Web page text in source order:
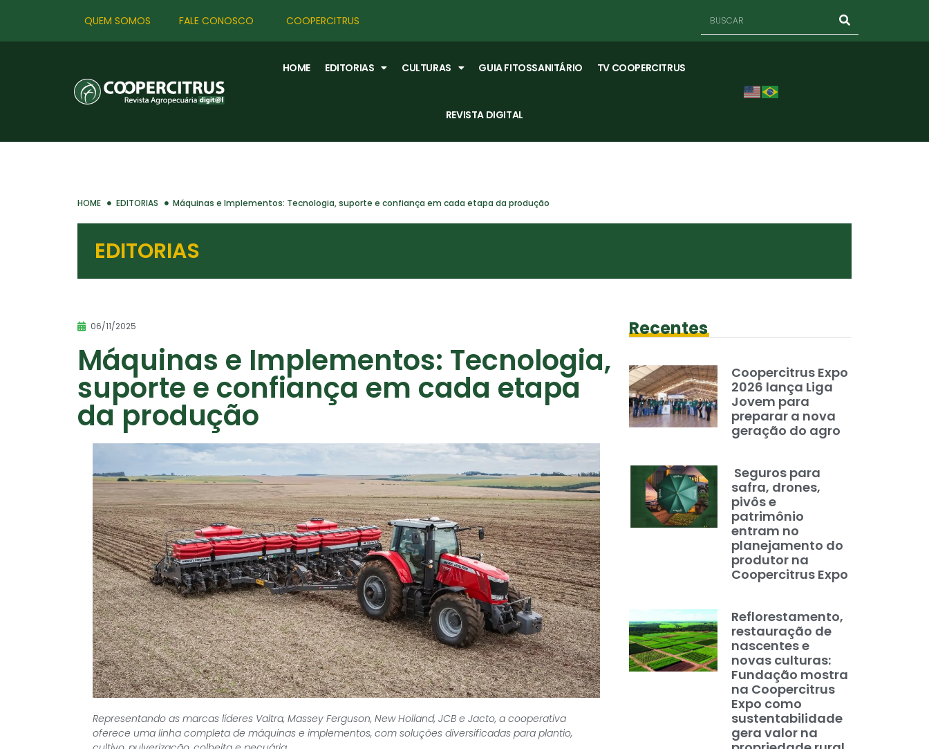
QUEM SOMOS FALE CONOSCO COOPERCITRUS
HOME EDITORIAS CULTURAS GUIA FITOSSANITÁRIO TV COOPERCITRUS
REVISTA DIGITAL
HOME EDITORIAS Máquinas e Implementos: Tecnologia, suporte e confiança em cada etapa da produção
EDITORIAS
06/11/2025
Máquinas e Implementos: Tecnologia,
suporte e confiança em cada etapa
da produção
Representando as marcas líderes Valtra, Massey Ferguson, New Holland, JCB e Jacto, a cooperativa
oferece uma linha completa de máquinas e implementos, com soluções diversificadas para plantio,
Recentes
Coopercitrus Expo
2026 lança Liga
Jovem para
preparar a nova
geração do agro
Seguros para
safra, drones,
pivôs e
patrimônio
entram no
planejamento do
produtor na
Coopercitrus Expo
Reflorestamento,
restauração de
nascentes e
novas culturas:
Fundação mostra
na Coopercitrus
Expo como
sustentabilidade
gera valor na